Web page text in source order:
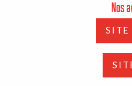
Nos
SITE